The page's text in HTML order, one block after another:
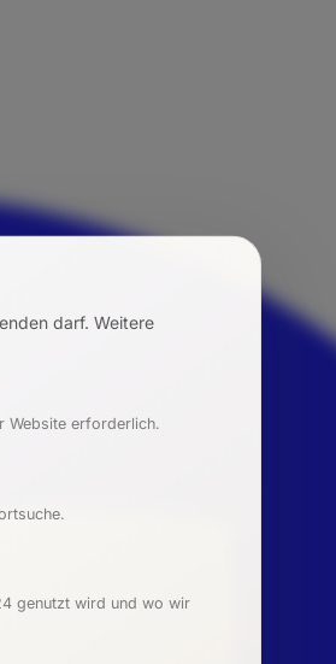
darf. Weitere
Website erforderlich.
genutzt wird und wo wir